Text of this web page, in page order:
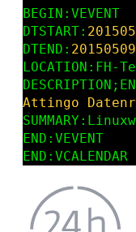
BEGIN:VEVENT
DTSTART:
DTEND: 20150509
LOCATION:FH-
Attingo
END:VEVENT
END:VCALENDAR